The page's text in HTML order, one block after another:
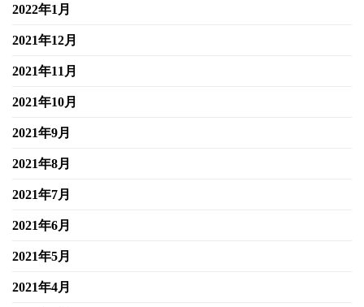
2022年1月
2021年12月
2021年11月
2021年10月
2021年9月
2021年8月
2021年7月
2021年6月
2021年5月
2021年4月